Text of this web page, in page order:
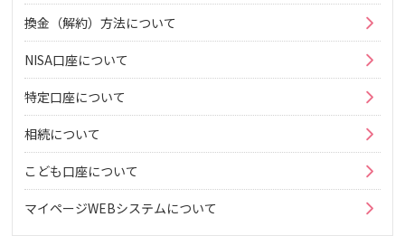
換金（解約）方法について
NISA口座について
特定口座について
相続について
こども口座について
マイページWEBシステムについて